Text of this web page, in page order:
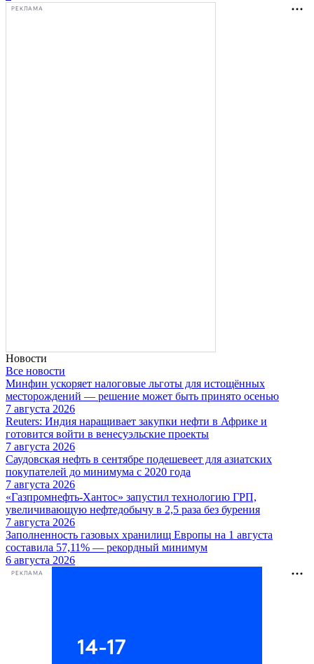
РЕКЛАМА
Новости
Все новости
Минфин ускоряет налоговые льготы для истощённых
месторождений — решение может быть принято осенью
7 августа 2026
Reuters: Индия наращивает закупки нефти в Африке и
готовится войти в венесуэльские проекты
7 августа 2026
Саудовская нефть в сентябре подешевеет для азиатских
покупателей до минимума с 2020 года
7 августа 2026
«Газпромнефть-Хантос» запустил технологию ГРП,
увеличивающую нефтедобычу в 2,5 раза без бурения
7 августа 2026
Заполненность газовых хранилищ Европы на 1 августа
составила 57,11% — рекордный минимум
6 августа 2026
РЕКЛАМА